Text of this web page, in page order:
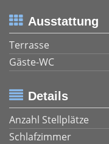
Ausstattung
Terrasse
Gäste-WC
Details
Anzahl Stellplätze
Schlafzimmer